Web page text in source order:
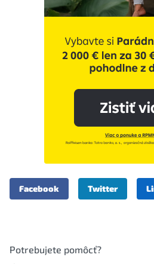
Facebook Twitter
Potrebujete pomôcť?